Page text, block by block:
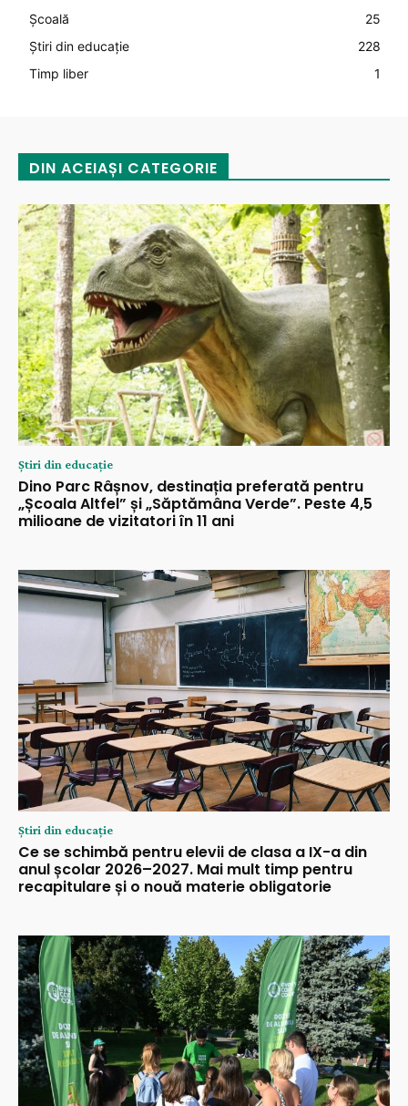
Şcoală
25
Știri din educație
228
Timp liber
1
DIN ACEIAȘI CATEGORIE
Știri din educație
Dino Parc Râșnov, destinația preferată pentru
„Școala Altfel” și „Săptămâna Verde”. Peste 4,5
milioane de vizitatori în 11 ani
Știri din educație
Ce se schimbă pentru elevii de clasa a IX-a din
anul școlar 2026–2027. Mai mult timp pentru
recapitulare și o nouă materie obligatorie